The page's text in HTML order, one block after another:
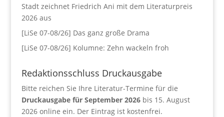
Stadt zeichnet Friedrich Ani mit dem Literaturpreis
2026 aus
[LiSe 07-08/26] Das ganz große Drama
[LiSe 07-08/26] Kolumne: Zehn wackeln froh
Redaktionsschluss Druckausgabe
Bitte reichen Sie Ihre Literatur-Termine für die
Druckausgabe für September 2026bis 15. August
2026 online ein. Der Eintrag ist kostenfrei.